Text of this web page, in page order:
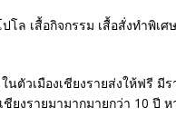
ล เสื้อกิจกรรม เสื้อสั่งทำพิเศ
ตัวเมืองเชียงรายส่งให้ฟรี มี
ยงรายมามากมายกว่า 10 ปี